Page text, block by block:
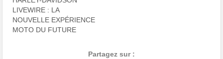
LIVEWIRE : LA
NOUVELLE EXPÉRIENCE
MOTO DU FUTURE
Partagez sur :